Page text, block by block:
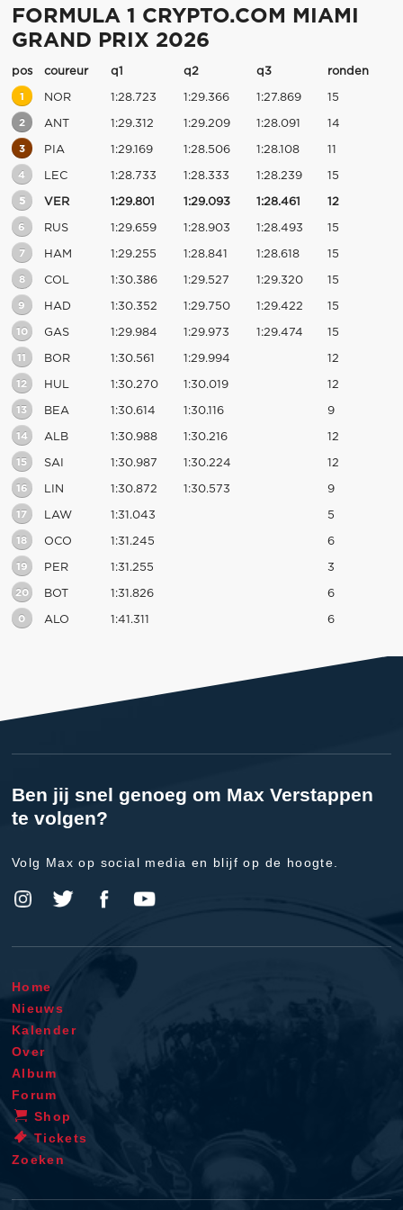
FORMULA 1 CRYPTO.COM MIAMI
GRAND PRIX 2026
pos coureur q1 q2 q3 ronden
1 NOR 1:28.723 1:29.366 1:27.869 15
2 ANT 1:29.312 1:29.209 1:28.091 14
3 PIA 1:29.169 1:28.506 1:28.108 11
4 LEC 1:28.733 1:28.333 1:28.239 15
5 VER 1:29.801 1:29.093 1:28.461 12
6 RUS 1:29.659 1:28.903 1:28.493 15
7 HAM 1:29.255 1:28.841 1:28.618 15
8 COL 1:30.386 1:29.527 1:29.320 15
9 HAD 1:30.352 1:29.750 1:29.422 15
10 GAS 1:29.984 1:29.973 1:29.474 15
11 BOR 1:30.561 1:29.994 12
12 HUL 1:30.270 1:30.019 12
13 BEA 1:30.614 1:30.116 9
14 ALB 1:30.988 1:30.216 12
15 SAI 1:30.987 1:30.224 12
16 LIN 1:30.872 1:30.573 9
17 LAW 1:31.043 5
18 OCO 1:31.245 6
19 PER 1:31.255 3
20 BOT 1:31.826 6
0 ALO 1:41.311 6
Ben jij snel genoeg om Max Verstappen
te volgen?
Volg Max op social media en blijf op de hoogte.
Home
Nieuws
Kalender
Over
Album
Forum
Shop
Tickets
Zoeken